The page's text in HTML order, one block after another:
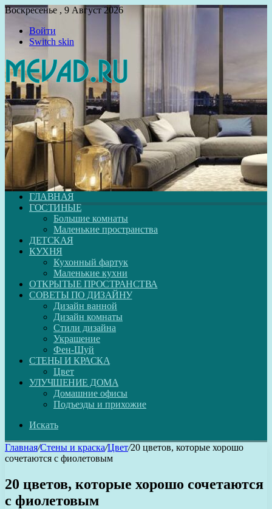
Воскресенье , 9 Август 2026
Войти
Switch skin
ГЛАВНАЯ
ГОСТИНЫЕ
Большие комнаты
Маленькие пространства
ДЕТСКАЯ
КУХНЯ
Кухонный фартук
Маленькие кухни
ОТКРЫТЫЕ ПРОСТРАНСТВА
СОВЕТЫ ПО ДИЗАЙНУ
Дизайн ванной
Дизайн комнаты
Стили дизайна
Украшение
Фен-Шуй
СТЕНЫ И КРАСКА
Цвет
УЛУЧШЕНИЕ ДОМА
Домашние офисы
Подъезды и прихожие
Искать
Главная/Стены и краска/Цвет/20 цветов, которые хорошо
сочетаются с фиолетовым
20 цветов, которые хорошо сочетаются
с фиолетовым